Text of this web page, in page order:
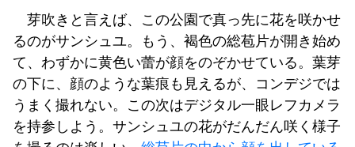
芽吹きと言えば、この公園で真っ先に花を咲かせ
るのがサンシュユ。もう、褐色の総苞片が開き始め
て、わずかに黄色い蕾が顔をのぞかせている。葉芽
の下に、顔のような葉痕も見えるが、コンデジでは
うまく撮れない。この次はデジタル一眼レフカメラ
を持参しよう。サンシュユの花がだんだん咲く様子